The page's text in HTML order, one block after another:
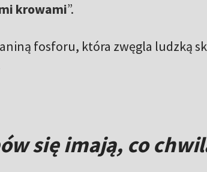
krowami”.
fosforu, która zwęgla ludzką
się imają, co